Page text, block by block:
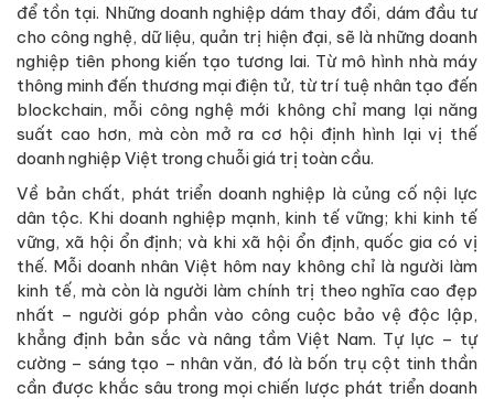
để tồn tại. Những doanh nghiệp dám thay đổi, dám đầu tư
cho công nghệ, dữ liệu, quản trị hiện đại, sẽ là những doanh
nghiệp tiên phong kiến tạo tương lai. Từ mô hình nhà máy
thông minh đến thương mại điện tử, từ trí tuệ nhân tạo đến
blockchain, mỗi công nghệ mới không chỉ mang lại năng
suất cao hơn, mà còn mở ra cơ hội định hình lại vị thế
doanh nghiệp Việt trong chuỗi giá trị toàn cầu.
Về bản chất, phát triển doanh nghiệp là củng cố nội lực
dân tộc. Khi doanh nghiệp mạnh, kinh tế vững; khi kinh tế
vững, xã hội ổn định; và khi xã hội ổn định, quốc gia có vị
thế. Mỗi doanh nhân Việt hôm nay không chỉ là người làm
kinh tế, mà còn là người làm chính trị theo nghĩa cao đẹp
nhất – người góp phần vào công cuộc bảo vệ độc lập,
khẳng định bản sắc và nâng tầm Việt Nam. Tự lực – tự
cường – sáng tạo – nhân văn, đó là bốn trụ cột tinh thần
cần được khắc sâu trong mọi chiến lược phát triển doanh